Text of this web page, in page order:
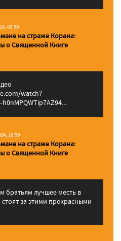
02:50
на страже Корана:
о Священной Книге
watch?
18:56
на страже Корана:
о Священной Книге
братьям лучшее месть в
за этими прекрасными